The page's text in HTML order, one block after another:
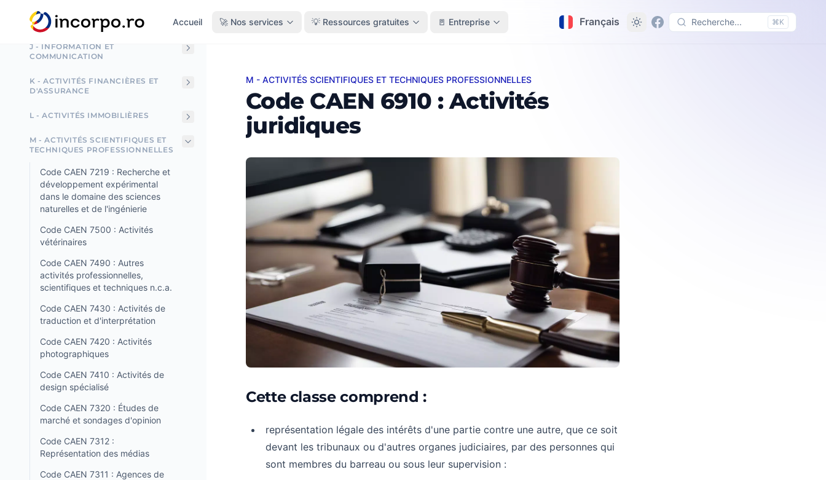
principal
Accueil 🚀 Nos services 💡 Ressources gratuites 🚪 Entreprise Français Recherche... ⌘K
I - HÉBERGEMENT ET ACTIVITÉS DE
RESTAURATION
J - INFORMATION ET
COMMUNICATION
K - ACTIVITÉS FINANCIÈRES ET
D'ASSURANCE
L - ACTIVITÉS IMMOBILIÈRES
M - ACTIVITÉS SCIENTIFIQUES ET
TECHNIQUES PROFESSIONNELLES
Code CAEN 7219 : Recherche et
développement expérimental
dans le domaine des sciences
naturelles et de l'ingénierie
Code CAEN 7500 : Activités
vétérinaires
Code CAEN 7490 : Autres
activités professionnelles,
scientifiques et techniques n.c.a.
Code CAEN 7430 : Activités de
traduction et d'interprétation
Code CAEN 7420 : Activités
photographiques
Code CAEN 7410 : Activités de
design spécialisé
Code CAEN 7320 : Études de
marché et sondages d'opinion
Code CAEN 7312 :
Représentation des médias
Code CAEN 7311 : Agences de
Code CAEN 6910 : Activités juridiques
M - ACTIVITÉS SCIENTIFIQUES ET TECHNIQUES PROFESSIONNELLES
Code CAEN 6910 : Activités
juridiques
Cette classe comprend :
représentation légale des intérêts d'une partie contre une autre, que ce soit
devant les tribunaux ou d'autres organes judiciaires, par des personnes qui
sont membres du barreau ou sous leur supervision :